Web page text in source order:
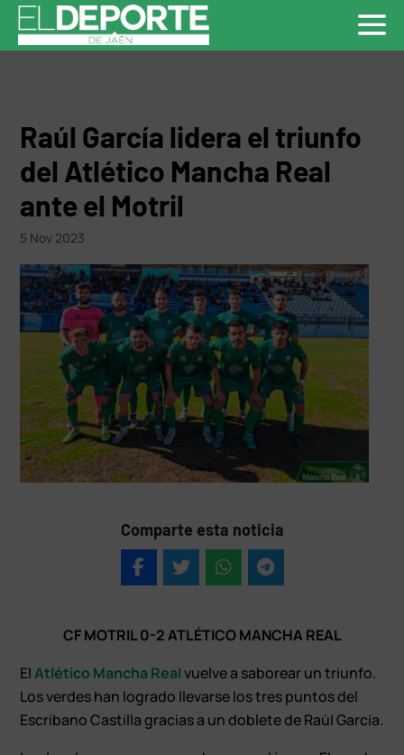
Raúl García lidera el triunfo
del Atlético Mancha Real
ante el Motril
5 Nov 2023
Comparte esta noticia
CF MOTRIL 0-2 ATLÉTICO MANCHA REAL
ElAtlético Mancha Realvuelve a saborear un triunfo.
Los verdes han logrado llevarse los tres puntos del
Escribano Castilla gracias a un doblete de Raúl García.